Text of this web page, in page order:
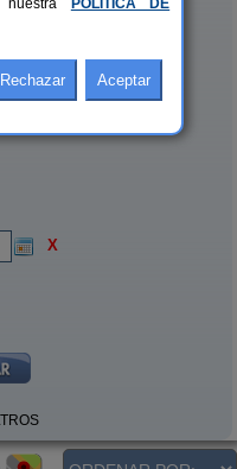
X
nuestra
POLÍTICA DE